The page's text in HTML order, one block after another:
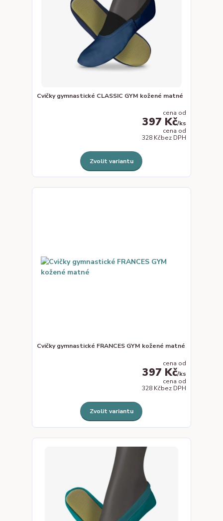
Cvičky gymnastické CLASSIC GYM kožené matné
cena od
397 Kč/ks
cena od
328 Kčbez DPH
Zvolit variantu
Cvičky gymnastické FRANCES GYM kožené matné
cena od
397 Kč/ks
cena od
328 Kčbez DPH
Zvolit variantu